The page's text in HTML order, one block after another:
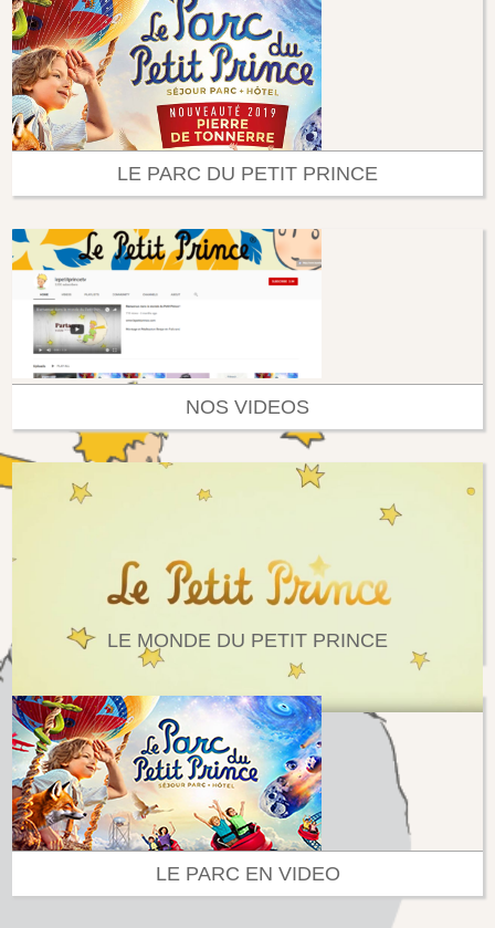
LE PARC DU PETIT PRINCE
NOS VIDEOS
LE MONDE DU PETIT PRINCE
LE PARC EN VIDEO